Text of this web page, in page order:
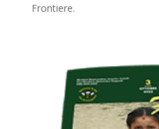
Frontiere.